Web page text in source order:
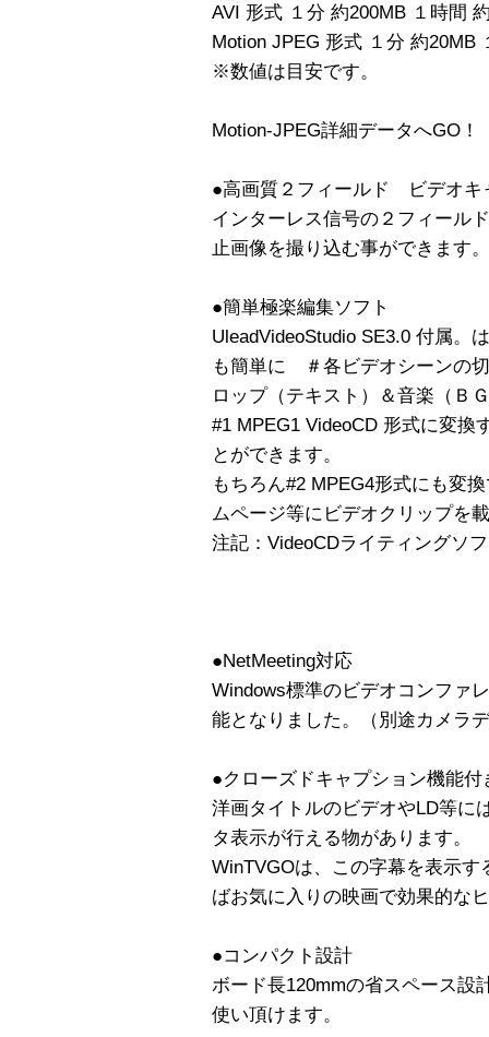
AVI 形式 １分 約200MB １時間
Motion JPEG 形式 １分 約20MB
※数値は目安です。
Motion-JPEG詳細データへGO！
●高画質２フィールド ビデオキ
インターレス信号の２フィール
止画像を撮り込む事ができます。
●簡単極楽編集ソフト
UleadVideoStudio SE3.0 付属。
も簡単に ＃各ビデオシーンの
ロップ（テキスト）＆音楽（Ｂ
#1 MPEG1 VideoCD 形式に変換
とができます。
もちろん#2 MPEG4形式にも変
ムページ等にビデオクリップ
注記：VideoCDライティングソ
●NetMeeting対応
Windows標準のビデオコンファ
能となりました。（別途カメラ
●クローズドキャプション機能付
洋画タイトルのビデオやLD等に
タ表示が行える物があります。
WinTVGOは、この字幕を表示
ばお気に入りの映画で効果的な
●コンパクト設計
ボード長120mmの省スペース設
使い頂けます。